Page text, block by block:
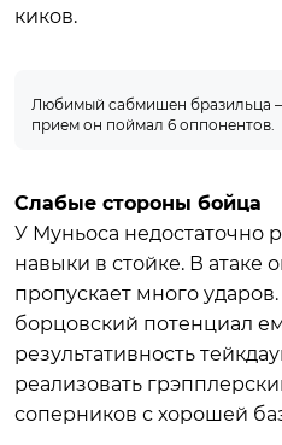
киков.
Любимый сабмишен бразильца –
прием он поймал 6 оппонентов.
Слабые стороны бойца
У Муньоса недостаточно
навыки в стойке. В атаке
пропускает много
борцовский потенциал
результативность
реализовать
соперников с хорошей